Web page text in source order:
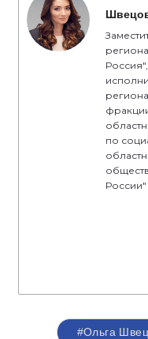
по
#Ольга